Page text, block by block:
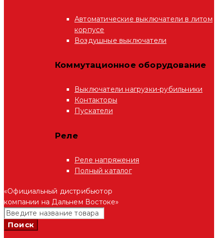
Автоматические выключатели в литом
корпусе
Воздушные выключатели
Коммутационное оборудование
Выключатели нагрузки-рубильники
Контакторы
Пускатели
Реле
Реле напряжения
Полный каталог
«Официальный дистрибьютор
компании на Дальнем Востоке»